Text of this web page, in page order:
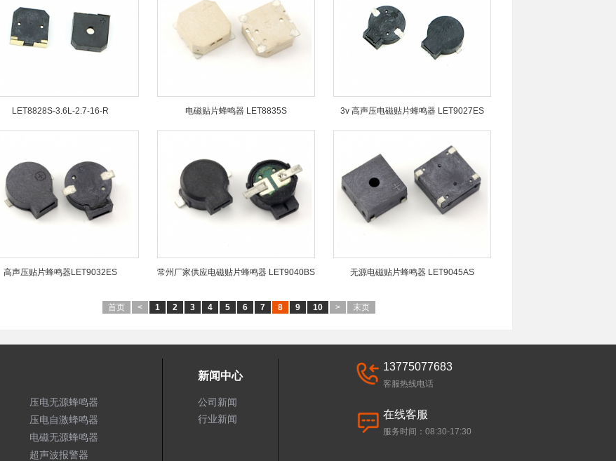
LET8828S-3.6L-2.7-16-R 电磁贴片蜂鸣器 LET8835S 3v 高声压电磁贴片蜂鸣器 LET9027ES
高声压贴片蜂鸣器LET9032ES 常州厂家供应电磁贴片蜂鸣器 LET9040BS 无源电磁贴片蜂鸣器 LET9045AS
首页 < 1 2 3 4 5 6 7 8 9 10 > 末页
压电无源蜂鸣器
压电自激蜂鸣器
电磁无源蜂鸣器
超声波报警器
新闻中心
公司新闻
行业新闻
13775077683
客服热线电话
在线客服
服务时间：08:30-17:30